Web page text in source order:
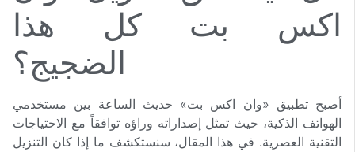
اكس بت كل هذا
الضجيج؟
أصبح تطبيق «وان اكس بت» حديث الساعة بين مستخدمي
الهواتف الذكية، حيث تمثل إصداراته وراؤه توافقاً مع الاحتياجات
التقنية العصرية. في هذا المقال، سنستكشف ما إذا كان التنزيل